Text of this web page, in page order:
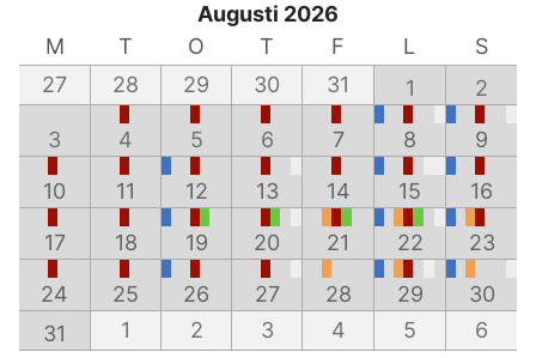
Augusti 2026
M
T O T F L
S
27
28 29 30 31 1 2
3 4 5 6 7 8 9
10 11 12 13 14 15 16
17 18 19 20 21 22 23
24 25 26 27 28 29
30
31
1 2 3 4 5 6